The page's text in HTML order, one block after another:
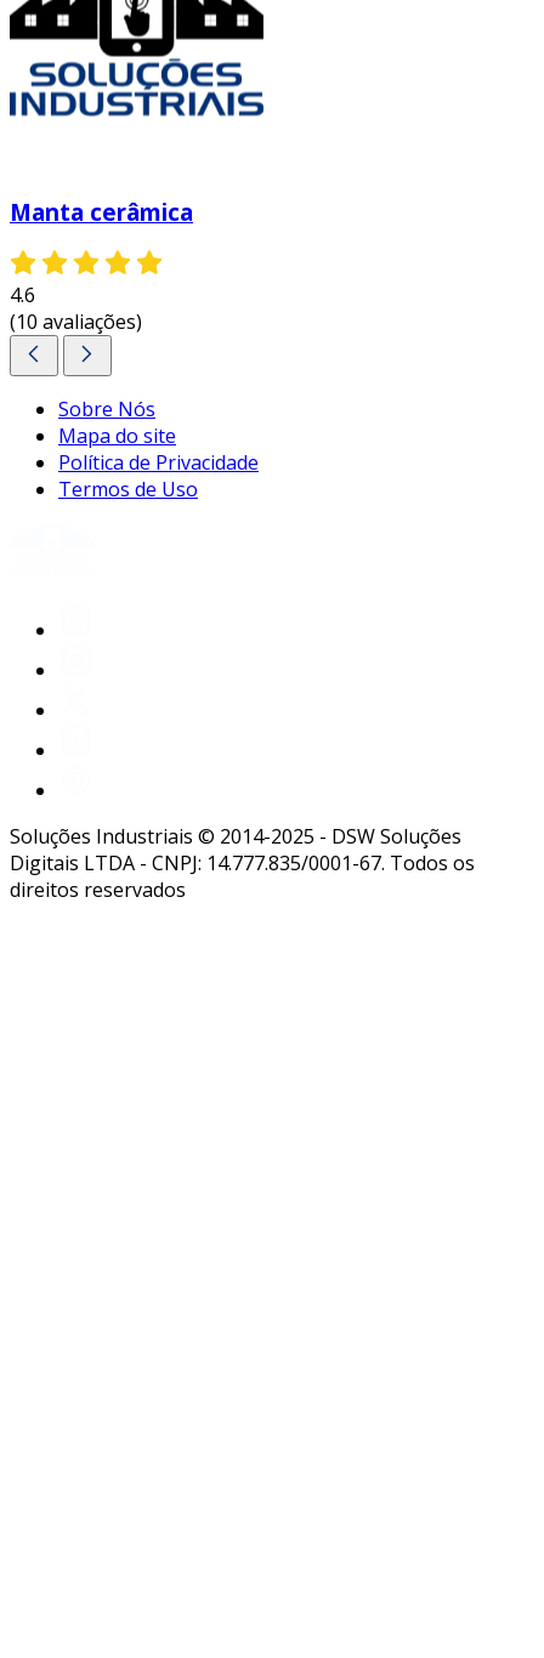
Manta cerâmica
4.6
(10 avaliações)
Sobre Nós
Mapa do site
Política de Privacidade
Termos de Uso
Soluções Industriais © 2014-2025 - DSW Soluções
Digitais LTDA - CNPJ: 14.777.835/0001-67. Todos os
direitos reservados